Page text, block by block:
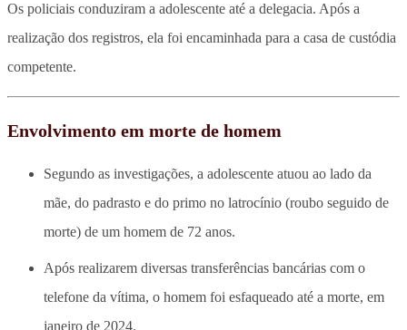
Os policiais conduziram a adolescente até a delegacia. Após a
realização dos registros, ela foi encaminhada para a casa de custódia
competente.
Envolvimento em morte de homem
Segundo as investigações, a adolescente atuou ao lado da
mãe, do padrasto e do primo no latrocínio (roubo seguido de
morte) de um homem de 72 anos.
Após realizarem diversas transferências bancárias com o
telefone da vítima, o homem foi esfaqueado até a morte, em
janeiro de 2024.